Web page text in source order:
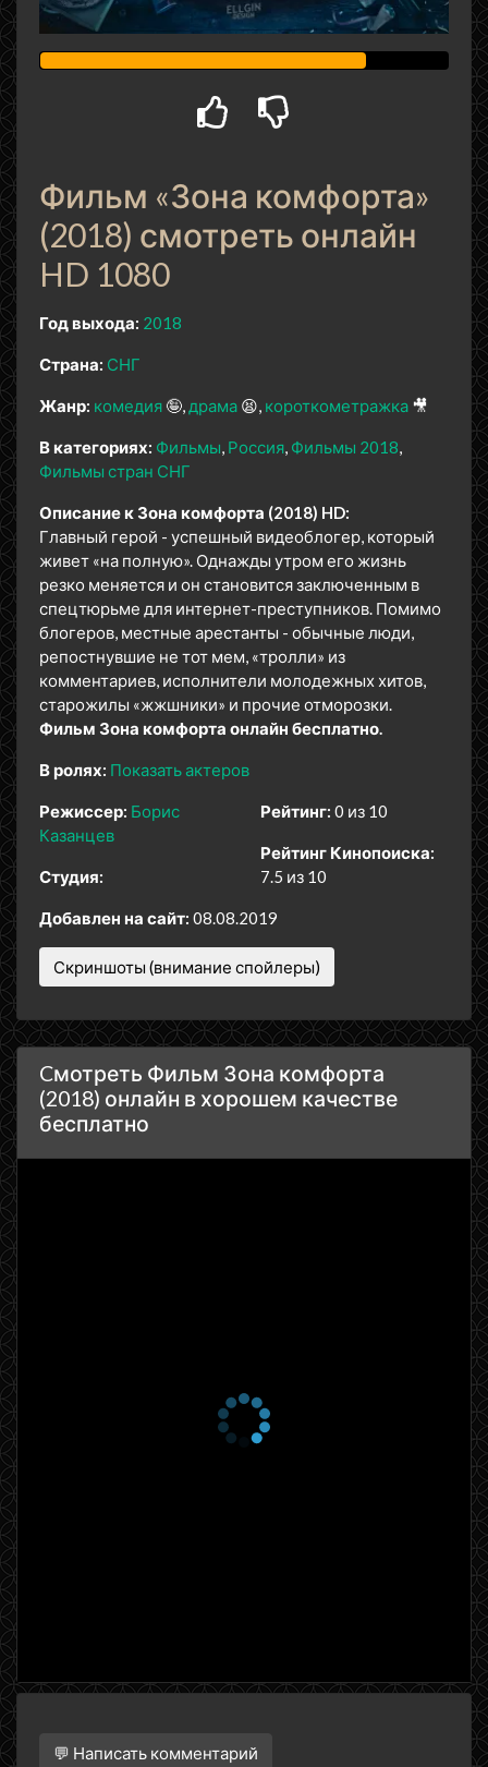
Фильм «Зона комфорта»
(2018) смотреть онлайн
HD 1080
Год выхода: 2018
Страна: СНГ
Жанр: комедия 🤪 драма 😫 короткометражка 🎥
В категориях: Фильмы Россия Фильмы 2018
Фильмы стран СНГ
Описание к Зона комфорта (2018) HD:
Главный герой - успешный видеоблогер, который
живет «на полную». Однажды утром его жизнь
резко меняется и он становится заключенным в
спецтюрьме для интернет-преступников. Помимо
блогеров, местные арестанты - обычные люди,
репостнувшие не тот мем, «тролли» из
комментариев, исполнители молодежных хитов,
старожилы «жжшники» и прочие отморозки.
Фильм Зона комфорта онлайн бесплатно.
В ролях: Показать актеров
Режиссер: Борис
Казанцев
Студия:
Рейтинг: 0 из 10
Рейтинг Кинопоиска:
7.5 из 10
Добавлен на сайт: 08.08.2019
Скриншоты (внимание спойлеры)
Cмотреть Фильм Зона комфорта
(2018) онлайн в хорошем качестве
бесплатно
💬 Написать комментарий